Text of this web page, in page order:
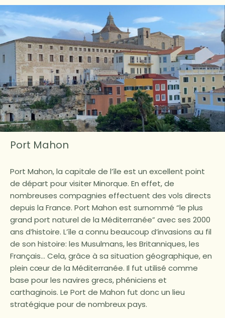
Port Mahon
Port Mahon, la capitale de l’île est un excellent point
de départ pour visiter Minorque. En effet, de
nombreuses compagnies effectuent des vols directs
depuis la France. Port Mahon est surnommé “le plus
grand port naturel de la Méditerranée” avec ses 2000
ans d’histoire. L’île a connu beaucoup d’invasions au fil
de son histoire: les Musulmans, les Britanniques, les
Français… Cela, grâce à sa situation géographique, en
plein cœur de la Méditerranée. Il fut utilisé comme
base pour les navires grecs, phéniciens et
carthaginois. Le Port de Mahon fut donc un lieu
stratégique pour de nombreux pays.